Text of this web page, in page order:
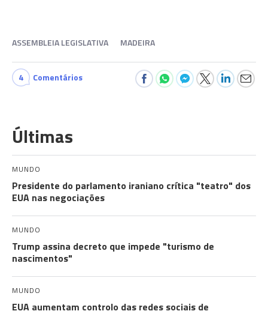
ASSEMBLEIA LEGISLATIVA MADEIRA
4 Comentários
Últimas
MUNDO
Presidente do parlamento iraniano crítica "teatro" dos
EUA nas negociações
MUNDO
Trump assina decreto que impede "turismo de
nascimentos"
MUNDO
EUA aumentam controlo das redes sociais de